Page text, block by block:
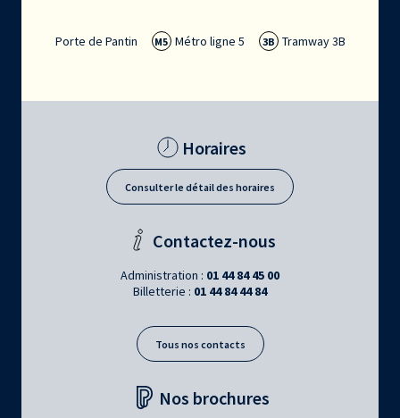
Porte de Pantin M5 Métro ligne 5 3B Tramway 3B
Horaires
Consulter le détail des horaires
Contactez-nous
Administration : 01 44 84 45 00
Billetterie : 01 44 84 44 84
Tous nos contacts
Nos brochures